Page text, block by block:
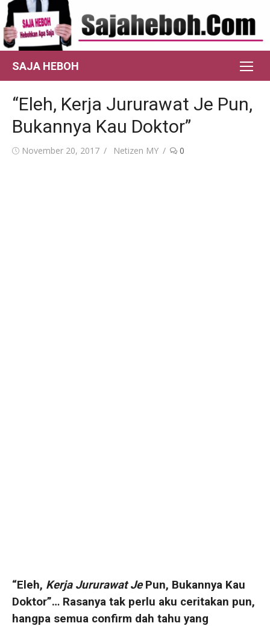
Skip
to
content
SAJA HEBOH
“Eleh, Kerja Jururawat Je Pun,
Bukannya Kau Doktor”
Posted
November 20, 2017 Author
Netizen MY 0
“Eleh, Kerja Jururawat JePun, Bukannya Kau
Doktor”… Rasanya tak perlu aku ceritakan pun,
hangpa semua confirm dah tahu yang